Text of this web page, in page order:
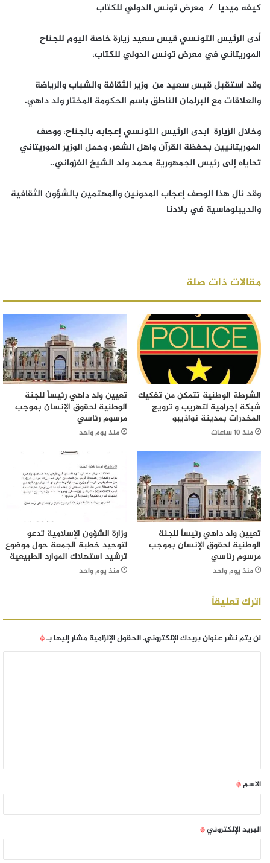
كيفه ميديا / معرض تونس الدولي للكتاب
أدى الرئيس التونسي قيس سعيد زيارة خاصة اليوم للجناح
الموريتاني في معرض تونس الدولي للكتاب،
وقد استقبل قيس سعيد من وزير الثقافة والشباب والرياضة
والعلاقات مع البرلمان الناطق باسم الحكومة المختار ولد داهي.
وخلال الزيارة ابدى الرئيس التونسي إعجابه بالجناح، ووصف
الموريتانيين بحفظة القرآن واهل الشعر، وحمل الوزير الموريتاني
تحاياه إلى رئيس الجمهورية محمد ولد الشيخ الغزواني..
وقد نال هذا الوصف إعجاب المدونين والمهتمين بالشؤون الثقافية
والديبلوماسية في بلادنا
مقالات ذات صلة
الشرطة الوطنية تتمكن من تفكيك
شبكة إجرامية لتهريب و ترويج
المخدرات بمدينة نواذيبو
منذ 10 ساعات
تعيين ولد داهي رئيساً للجنة
الوطنية لحقوق الإنسان بموجب
مرسوم رئاسي
منذ يوم واحد
تعيين ولد داهي رئيساً للجنة
الوطنية لحقوق الإنسان بموجب
مرسوم رئاسي
منذ يوم واحد
وزارة الشؤون الإسلامية تدعو
لتوحيد خطبة الجمعة حول موضوع
ترشيد استهلاك الموارد الطبيعية
منذ يوم واحد
اترك تعليقاً
لن يتم نشر عنوان بريدك الإلكتروني.الحقول الإلزامية مشار إليها بـ*
الاسم*
البريد الإلكتروني*